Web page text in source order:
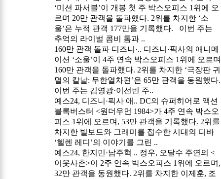
‘미션 파서블’이 개봉 첫 주 박스오피스 1위에 오
르며 20만 관객을 돌파했다. 2위를 차지한 ‘소
울’은 누적 관객 177만을 기록했다. 이번 주는
추억의 라이벌 콤비 톰과 ..
160만 관객 돌파 디즈니·.. 디즈니·픽사의 애니메
이션 ‘소울’이 4주 연속 박스오피스 1위에 오르며
160만 관객을 돌파했다. 2위를 차지한 ‘극장판 귀
멸의 칼날: 무한열차편’은 65만 관객을 동원했다.
이번 주는 김영광·이선빈 주..
예스24, 디즈니·픽사 애.. DC의 슈퍼히어로 액션
블록버스터 <원더우먼 1984>가 4주 연속 박스오
피스 1위에 오르며, 53만 관객을 기록했다. 2위를
차지한 빌보드와 그래미를 접수한 시대의 디바
‘헬렌 레디’의 이야기를 그린 ..
예스24, 한지민·남주혁 .. 정우, 오달수 주연의 <
이웃사촌>이 2주 연속 박스오피스 1위에 오르며,
32만 관객을 동원했다. 2위를 차지한 이제훈, 조